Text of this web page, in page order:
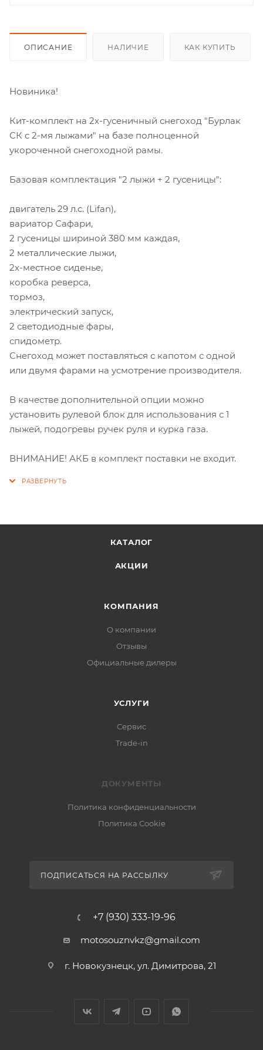
ОПИСАНИЕ НАЛИЧИЕ КАК КУПИТЬ
Новиника!
Кит-комплект на 2х-гусеничный снегоход "Бурлак
СК с 2-мя лыжами" на базе полноценной
укороченной снегоходной рамы.
Базовая комплектация "2 лыжи + 2 гусеницы":
двигатель 29 л.с. (Lifan),
вариатор Сафари,
2 гусеницы шириной 380 мм каждая,
2 металлические лыжи,
2х-местное сиденье,
коробка реверса,
тормоз,
электрический запуск,
2 светодиодные фары,
спидометр.
Снегоход может поставляться с капотом с одной
или двумя фарами на усмотрение производителя.
В качестве дополнительной опции можно
установить рулевой блок для использования с 1
лыжей, подогревы ручек руля и курка газа.
ВНИМАНИЕ! АКБ в комплект поставки не входит.
КАТАЛОГ
АКЦИИ
КОМПАНИЯ
О компании
Отзывы
Официальные дилеры
УСЛУГИ
Сервис
Trade-in
ДОКУМЕНТЫ
Политика конфиденциальности
Политика Cookie
ПОДПИСАТЬСЯ НА РАССЫЛКУ
+7 (930) 333-19-96
motosouznvkz@gmail.com
г. Новокузнецк, ул. Димитрова, 21